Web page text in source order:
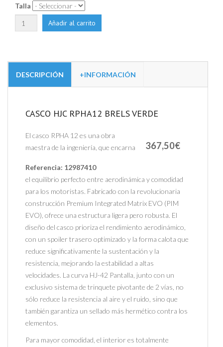
Talla
DESCRIPCIÓN +INFORMACIÓN
CASCO HJC RPHA12 BRELS VERDE
367,50€
Referencia: 12987410
El casco RPHA 12 es una obra
maestra de la ingeniería, que encarna
el equilibrio perfecto entre aerodinámica y comodidad
para los motoristas. Fabricado con la revolucionaria
construcción Premium Integrated Matrix EVO (PIM
EVO), ofrece una estructura ligera pero robusta. El
diseño del casco prioriza el rendimiento aerodinámico,
con un spoiler trasero optimizado y la forma calota que
reduce significativamente la sustentación y la
resistencia, mejorando la estabilidad a altas
velocidades. La curva HJ-42 Pantalla, junto con un
exclusivo sistema de trinquete pivotante de 2 vías, no
sólo reduce la resistencia al aire y el ruido, sino que
también garantiza un sellado más hermético contra los
elementos.
Para mayor comodidad, el interior es totalmente